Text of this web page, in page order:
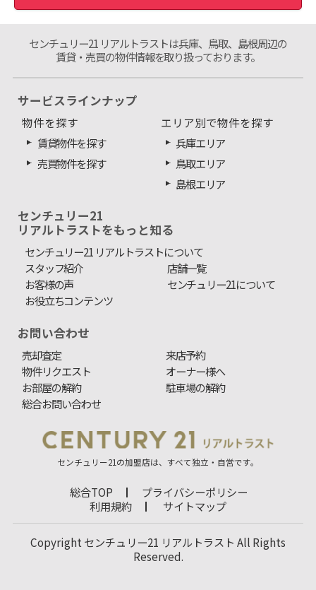
センチュリー21 リアルトラストは兵庫、鳥取、島根周辺の
賃貸・売買の物件情報を取り扱っております。
サービスラインナップ
物件を探す
賃貸物件を探す
売買物件を探す
エリア別で物件を探す
兵庫エリア
鳥取エリア
島根エリア
センチュリー21
リアルトラストをもっと知る
センチュリー21 リアルトラストについて
スタッフ紹介
店舗一覧
お客様の声
センチュリー21について
お役立ちコンテンツ
お問い合わせ
売却査定
来店予約
物件リクエスト
オーナー様へ
お部屋の解約
駐車場の解約
総合お問い合わせ
センチュリー21の加盟店は、すべて独立・自営です。
総合TOP
プライバシーポリシー
利用規約
サイトマップ
Copyright センチュリー21 リアルトラスト All Rights
Reserved.